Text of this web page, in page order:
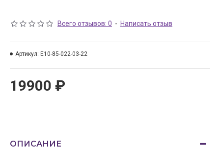
Всего отзывов: 0 - Написать отзыв
19900 ₽
Артикул: E10-85-022-03-22
ОПИСАНИЕ